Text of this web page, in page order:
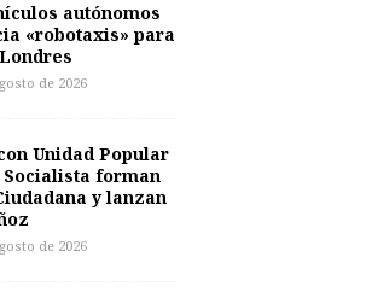
autónomos
«robotaxis» para
de 2026
Unidad Popular
forman
y lanzan
de 2026